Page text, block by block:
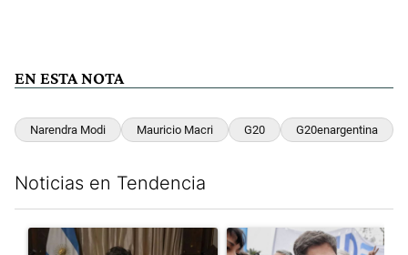
EN ESTA NOTA
Narendra Modi Mauricio Macri G20 G20enargentina
Noticias en Tendencia
Un artículo de tendencia con el título "Milei, listo para 'atajar'
Un artículo de tendencia con